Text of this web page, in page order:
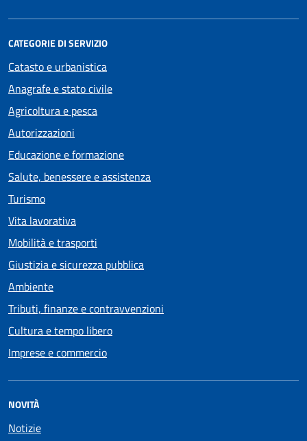
CATEGORIE DI SERVIZIO
Catasto e urbanistica
Anagrafe e stato civile
Agricoltura e pesca
Autorizzazioni
Educazione e formazione
Salute, benessere e assistenza
Turismo
Vita lavorativa
Mobilità e trasporti
Giustizia e sicurezza pubblica
Ambiente
Tributi, finanze e contravvenzioni
Cultura e tempo libero
Imprese e commercio
NOVITÀ
Notizie